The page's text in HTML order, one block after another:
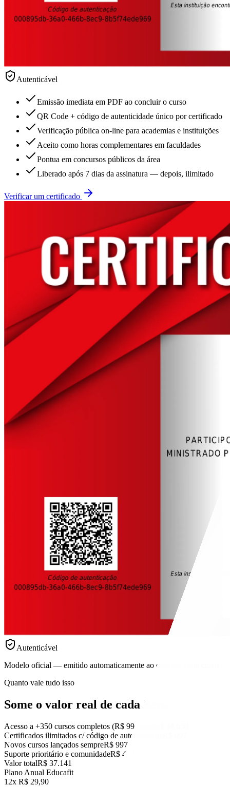
Autenticável
Emissão imediata em PDF ao concluir o curso
QR Code + código de autenticidade único por certificado
Verificação pública on-line para academias e instituições
Aceito como horas complementares em faculdades
Pontua em concursos públicos da área
Liberado após 7 dias da assinatura — depois, ilimitado
Verificar um certificado
Autenticável
Modelo oficial — emitido automaticamente ao concluir cada curso.
Quanto vale tudo isso
Some o valor real de cada item.
Acesso a +350 cursos completos (R$ 99 cada)
Certificados ilimitados c/ código de autenticidade
Novos cursos lançados sempreR$ 997
Suporte prioritário e comunidadeR$ 497
Valor totalR$ 37.141
Plano Anual Educafit
12x R$ 29,90